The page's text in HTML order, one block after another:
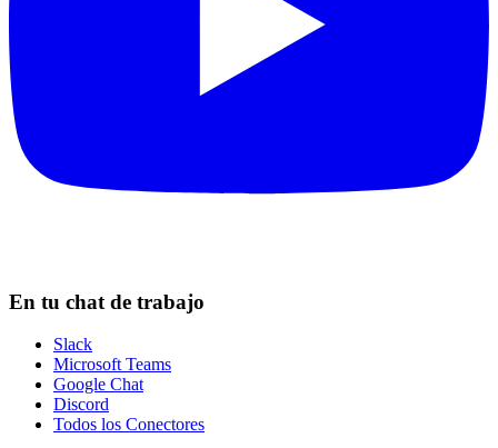
En tu chat de trabajo
Slack
Microsoft Teams
Google Chat
Discord
Todos los Conectores